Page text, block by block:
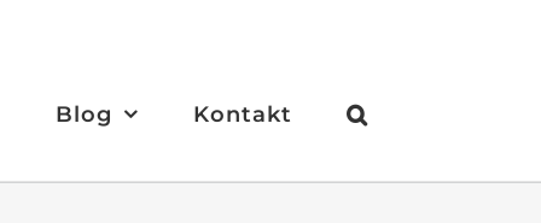
Blog Kontakt